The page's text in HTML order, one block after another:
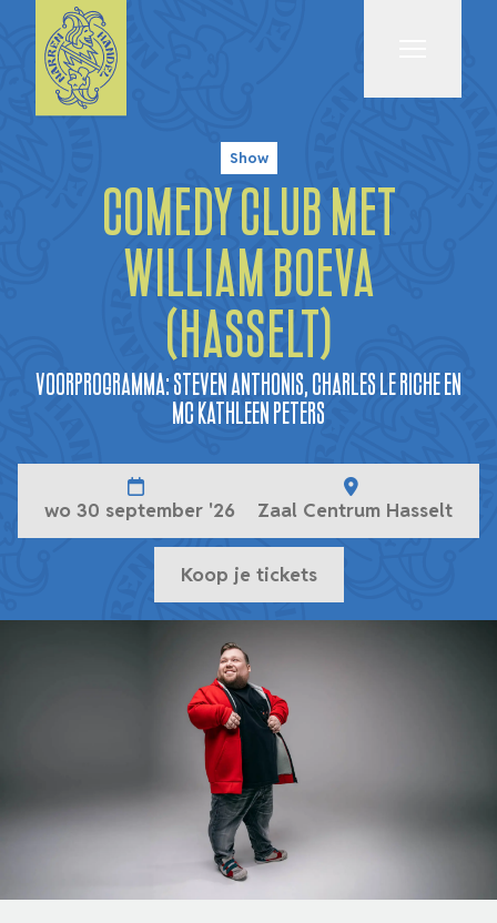
Show
Comedy Club met
William Boeva
(HASSELT)
Voorprogramma: Steven Anthonis, Charles Le Riche en
MC Kathleen Peters
wo 30 september '26 Zaal Centrum Hasselt
Koop je tickets